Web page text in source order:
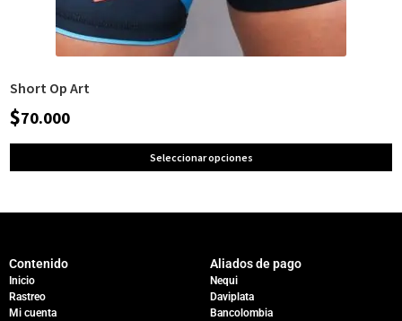
Short Op Art
$70.000
Seleccionar opciones
Contenido
Inicio
Rastreo
Mi cuenta
Aliados de pago
Nequi
Daviplata
Bancolombia